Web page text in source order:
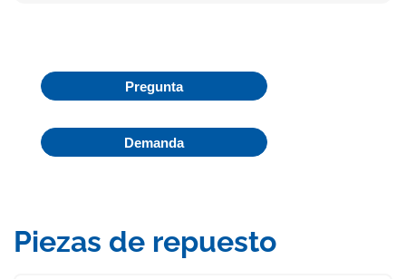
Pregunta
Demanda
Piezas de repuesto